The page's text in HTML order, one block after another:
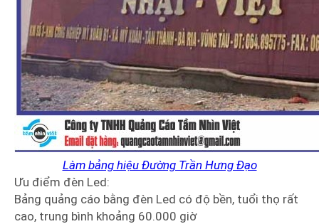
Làm bảng hiệu Đường Trần Hưng Đạo
Ưu điểm đèn Led:
Bảng quảng cáo bằng đèn Led có độ bền, tuổi thọ rất
cao, trung bình khoảng 60.000 giờ